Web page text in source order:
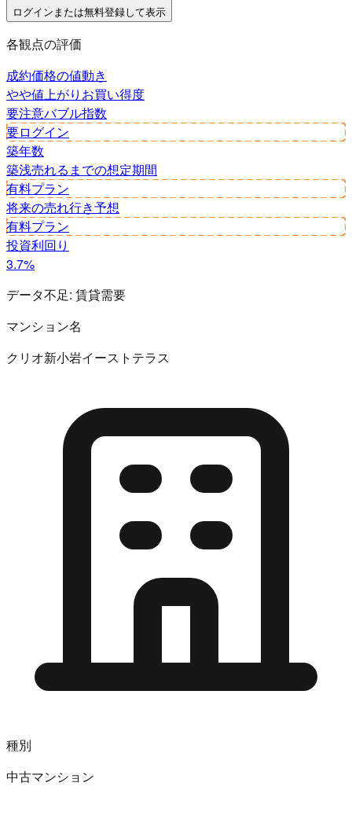
ログインまたは無料登録して表示
各観点の評価
成約価格の値動き
やや値上がり お買い得度
要注意バブル指数
要ログイン
築年数
築浅売れるまでの想定期間
有料プラン
将来の売れ行き予想
有料プラン
投資利回り
3.7%
データ不足: 賃貸需要
マンション名
クリオ新小岩イーストテラス
種別
中古マンション